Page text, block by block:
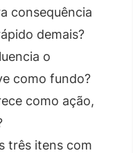
consequência
demais?
o
como fundo?
como ação,
três itens com